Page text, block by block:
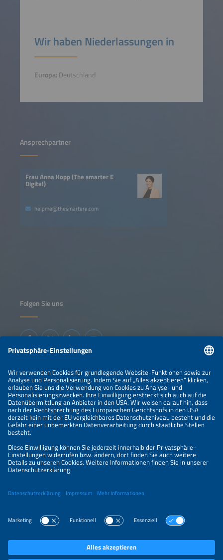
Ansprechpartner
Frau Anna Kopp (The smarter E
Digital)
helpme@thesmartere.com
Wir haben Niederlassungen in
Europa: Deutschland
Folgen Sie uns
Informationen
IMPRESSUM
KONTAKT
ÜBER UNS
VERANSTALTER
PREISÜBERSICHT
DATENSCHUTZERKLÄRUNG